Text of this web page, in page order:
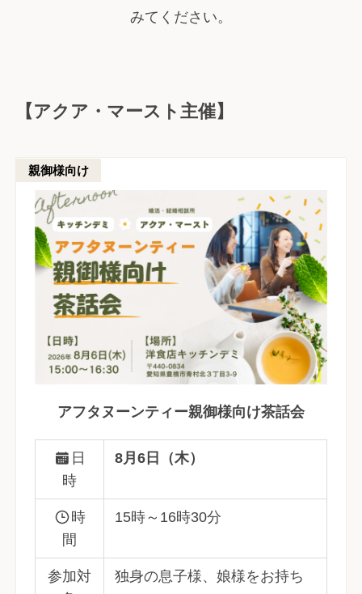
みてください。
【アクア・マースト主催】
親御様向け
アフタヌーンティー親御様向け茶話会
日
時
8月6日（木）
時
間
15時～16時30分
参加対
独身の息子様、娘様をお持ち